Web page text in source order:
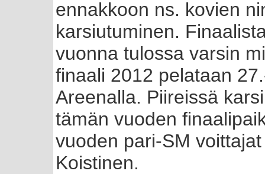
ennakkoon ns. kovien
karsiutuminen.
vuonna tulossa varsin
finaali 2012 pelataan
Areenalla. Piireissä
tämän vuoden
vuoden pari-SM
Koistinen.